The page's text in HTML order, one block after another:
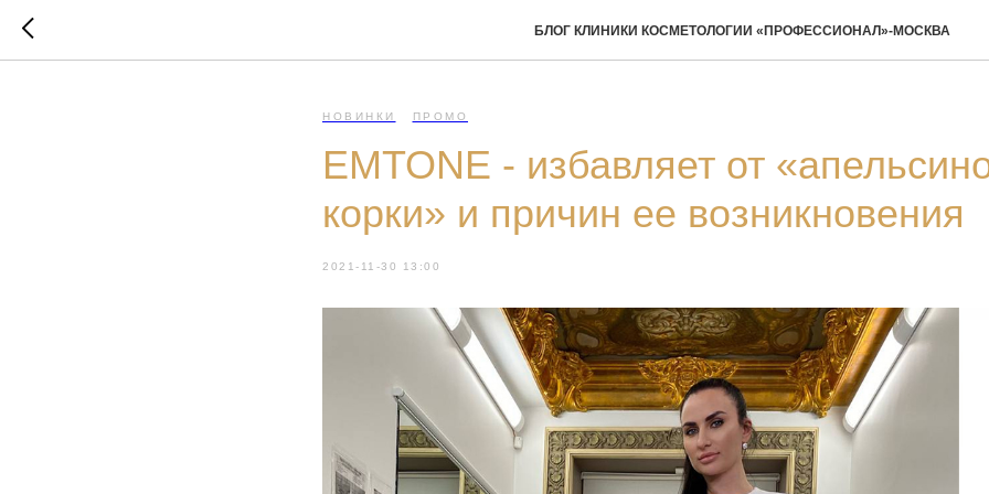
БЛОГ КЛИНИКИ КОСМЕТОЛОГИИ «ПРОФЕССИОНАЛ»-МОСКВА
НОВИНКИ ПРОМО
EMTONE - избавляет от
корки» и причин ее возникновения
2021-11-30 13:00